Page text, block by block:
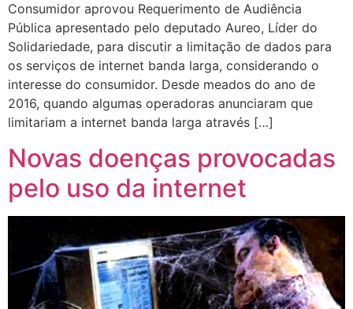
Consumidor aprovou Requerimento de Audiência
Pública apresentado pelo deputado Aureo, Líder do
Solidariedade, para discutir a limitação de dados para
os serviços de internet banda larga, considerando o
interesse do consumidor. Desde meados do ano de
2016, quando algumas operadoras anunciaram que
limitariam a internet banda larga através […]
Novas doenças provocadas
pelo uso da internet